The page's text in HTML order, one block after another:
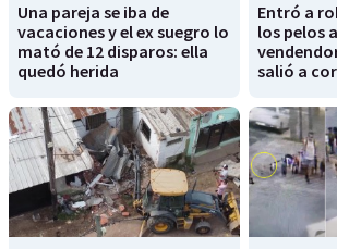
Una pareja se iba de
vacaciones y el ex suegro lo
mató de 12 disparos: ella
quedó herida
Entró a
los pelos
salió a